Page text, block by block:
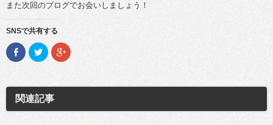
また次回のブログでお会いしましょう！
SNSで共有する
F
a
o
o
k
で
ク
リ
て
T
w
i
ク
リ
て
o
関連記事